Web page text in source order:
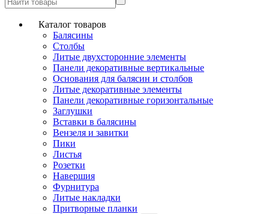
Каталог товаров
Балясины
Столбы
Литые двухсторонние элементы
Панели декоративные вертикальные
Основания для балясин и столбов
Литые декоративные элементы
Панели декоративные горизонтальные
Заглушки
Вставки в балясины
Вензеля и завитки
Пики
Листья
Розетки
Навершия
Фурнитура
Литые накладки
Притворные планки